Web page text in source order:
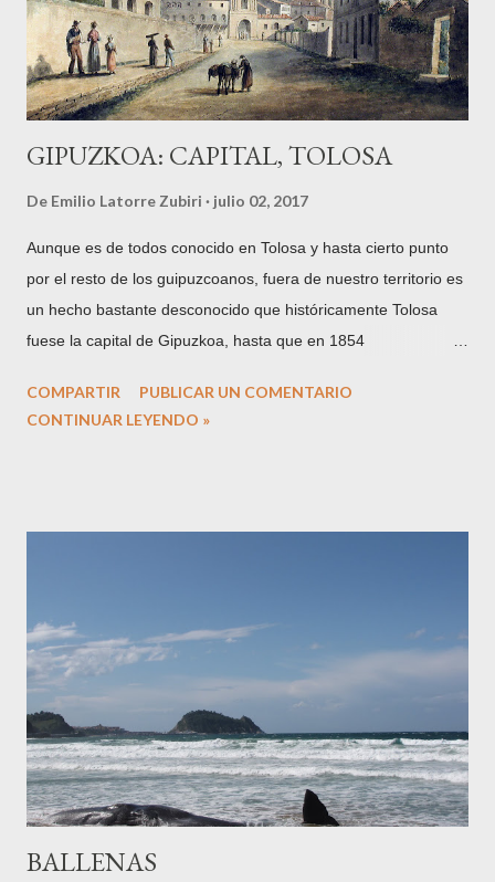
que ver con las de un viaje de aventura, te da la posibilidad de
improvisar y cierto aire de vagabundo nóma...
GIPUZKOA: CAPITAL, TOLOSA
De Emilio Latorre Zubiri julio 02, 2017
Aunque es de todos conocido en Tolosa y hasta cierto punto
por el resto de los guipuzcoanos, fuera de nuestro territorio es
un hecho bastante desconocido que históricamente Tolosa
fuese la capital de Gipuzkoa, hasta que en 1854
San Sebastián. Cuando se dice que Tolosa sólo lo fue por un
descriptivo de los pueblos, valles, partidos, alcaldías y uniones
de Guipúzcoa, con un apéndice de las Cartas pueblas y otros
documentos importantes" , impresa en la Imprenta de Pedro
Gurruchaga en Tolosa en 1862, nos dice lo siguiente: "Esta
circunstancia debió influir igualmente en el ...
COMPARTIR
PUBLICAR UN COMENTARIO
CONTINUAR LEYENDO »
BALLENAS